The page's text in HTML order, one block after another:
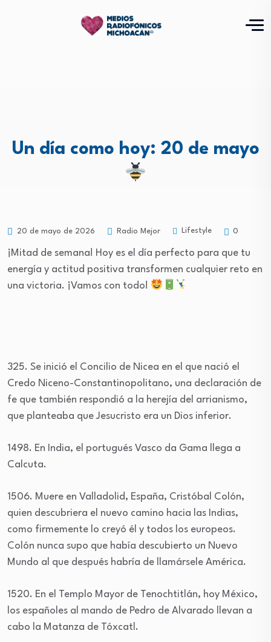
Un día como hoy: 20 de mayo
20 de mayo de 2026 Radio Mejor Lifestyle 0
¡Mitad de semana! Hoy es el día perfecto para que tu
energía y actitud positiva transformen cualquier reto en
una victoria. ¡Vamos con todo!
325. Se inició el Concilio de Nicea en el que nació el
Credo Niceno-Constantinopolitano, una declaración de
fe que también respondió a la herejía del arrianismo,
que planteaba que Jesucristo era un Dios inferior.
1498. En India, el portugués Vasco da Gama llega a
Calcuta.
1506. Muere en Valladolid, España, Cristóbal Colón,
quien descubriera el nuevo camino hacia las Indias,
como firmemente lo creyó él y todos los europeos.
Colón nunca supo que había descubierto un Nuevo
Mundo al que después habría de llamársele América.
1520. En el Templo Mayor de Tenochtitlán, hoy México,
los españoles al mando de Pedro de Alvarado llevan a
cabo la Matanza de Tóxcatl.